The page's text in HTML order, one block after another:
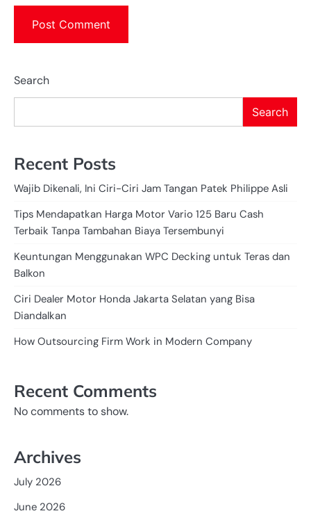
Search
Search
Recent Posts
Wajib Dikenali, Ini Ciri-Ciri Jam Tangan Patek Philippe Asli
Tips Mendapatkan Harga Motor Vario 125 Baru Cash
Terbaik Tanpa Tambahan Biaya Tersembunyi
Keuntungan Menggunakan WPC Decking untuk Teras dan
Balkon
Ciri Dealer Motor Honda Jakarta Selatan yang Bisa
Diandalkan
How Outsourcing Firm Work in Modern Company
Recent Comments
No comments to show.
Archives
July 2026
June 2026